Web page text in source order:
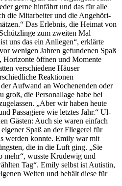
gerne hinfährt und das für alle
die Mitarbeiter und die Angehöri­
Das Erlebnis, die Heimat von
zum zweiten Mal
uns das ein Anliegen“, er­klärte
wenigen Jahren gefun­denen Spaß
Horizonte öffnen und Momente
verschiedene Häuser
Reaktio­nen
Aufwand an Wochen­enden oder
groß, die Perso­nallage habe bei
„Aber wir haben heute
Passagiere wie letztes Jahr.“ Ul­
Gästen: Auch sie waren einfach
Spaß an der Fliegerei für
werden konnte. Emily war mit
die in die Luft ging. „Sie
mehr“, wuss­te Krudewig und
Tag“. Emily selbst ist Autistin,
Welten und behält diese für